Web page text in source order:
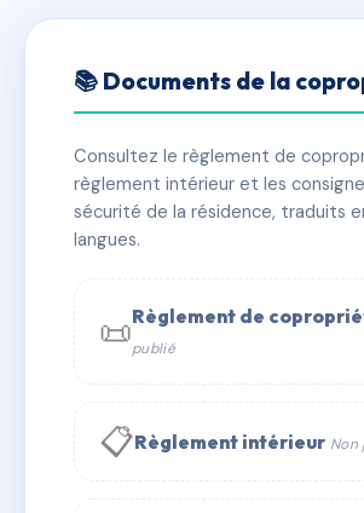
Philippe Martin 41
⚠
🏠 11 lots
🏗 2 bâtiment(s)
📞 Contacter Syndic Digital
✉ Email
📚 Documents de la
Consultez le règlement de
règlement intérieur et les
sécurité de la résidence, traduits
langues.
📜Règlement de
publié
📋Règlement intérieur Non